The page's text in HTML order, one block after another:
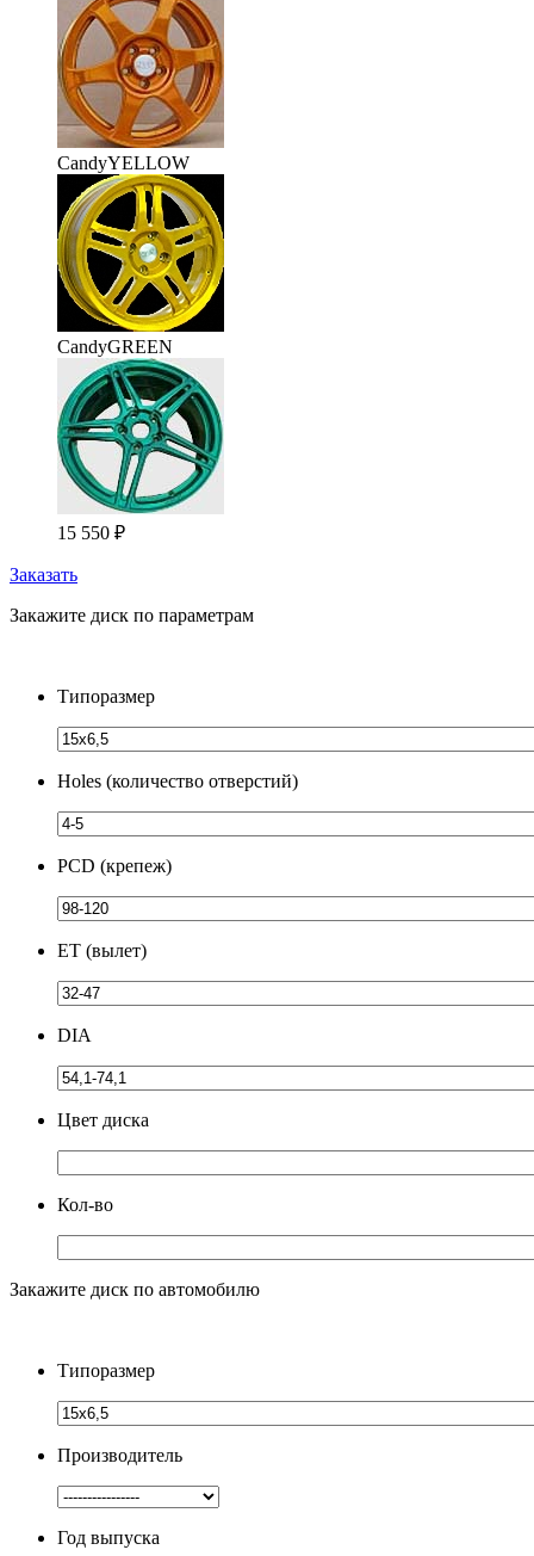
CandyYELLOW
CandyGREEN
15 550 ₽
Заказать
Закажите диск по параметрам
Типоразмер
Holes (количество отверстий)
PCD (крепеж)
ЕТ (вылет)
DIA
Цвет диска
Кол-во
Закажите диск по автомобилю
Типоразмер
Производитель
Год выпуска